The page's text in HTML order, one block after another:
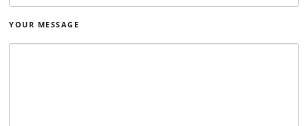
YOUR MESSAGE